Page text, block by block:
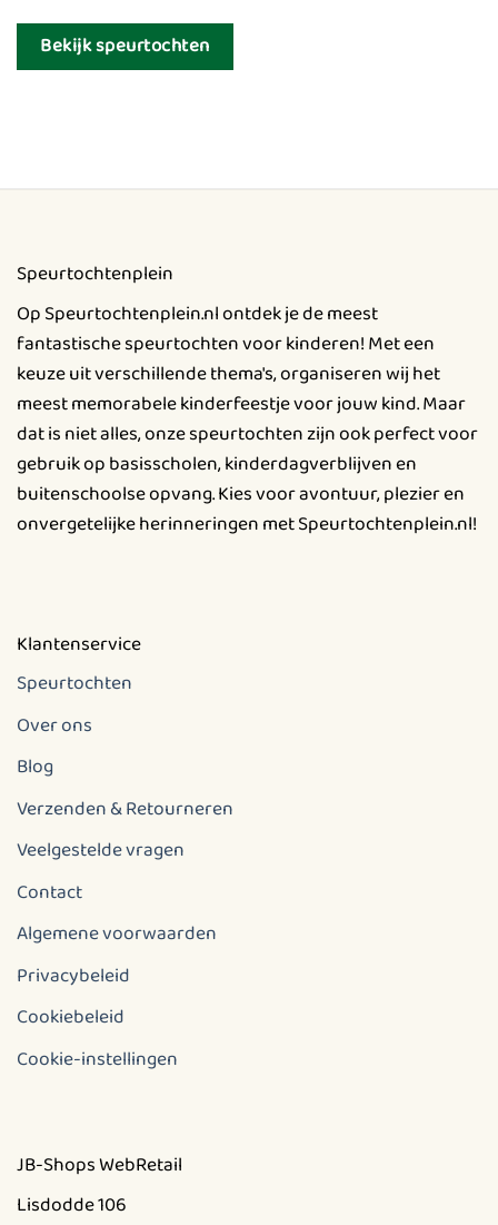
Bekijk speurtochten
Speurtochtenplein
Op Speurtochtenplein.nl ontdek je de meest
fantastische speurtochten voor kinderen! Met een
keuze uit verschillende thema's, organiseren wij het
meest memorabele kinderfeestje voor jouw kind. Maar
dat is niet alles, onze speurtochten zijn ook perfect voor
gebruik op basisscholen, kinderdagverblijven en
buitenschoolse opvang. Kies voor avontuur, plezier en
onvergetelijke herinneringen met Speurtochtenplein.nl!
Klantenservice
Speurtochten
Over ons
Blog
Verzenden & Retourneren
Veelgestelde vragen
Contact
Algemene voorwaarden
Privacybeleid
Cookiebeleid
Cookie-instellingen
JB-Shops WebRetail
Lisdodde 106